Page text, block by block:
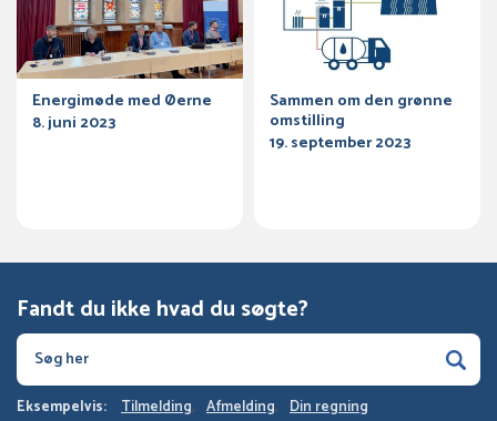
Energimøde med Øerne
8. juni 2023
Sammen om den grønne
omstilling
19. september 2023
Fandt du ikke hvad du søgte?
Eksempelvis: Tilmelding Afmelding Din regning